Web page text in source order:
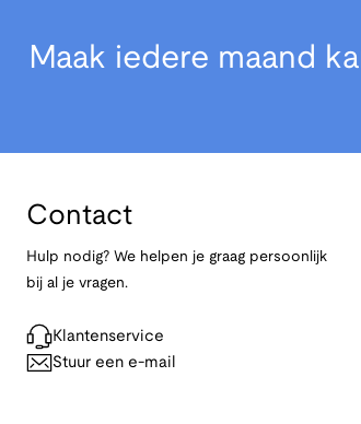
Maak iedere maand
Contact
Hulp nodig? We helpen je graag persoonlijk
bij al je vragen.
Klantenservice
Stuur een e-mail